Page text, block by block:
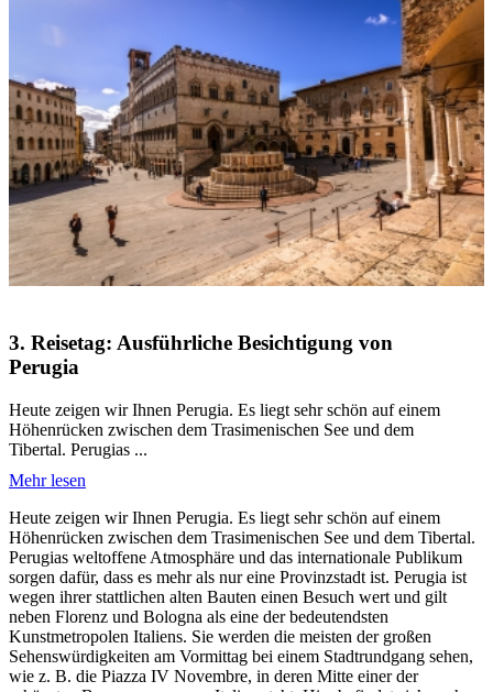
3. Reisetag: Ausführliche Besichtigung von
Perugia
Heute zeigen wir Ihnen Perugia. Es liegt sehr schön auf einem
Höhenrücken zwischen dem Trasimenischen See und dem
Tibertal. Perugias ...
Mehr lesen
Heute zeigen wir Ihnen Perugia. Es liegt sehr schön auf einem
Höhenrücken zwischen dem Trasimenischen See und dem Tibertal.
Perugias weltoffene Atmosphäre und das internationale Publikum
sorgen dafür, dass es mehr als nur eine Provinzstadt ist. Perugia ist
wegen ihrer stattlichen alten Bauten einen Besuch wert und gilt
neben Florenz und Bologna als eine der bedeutendsten
Kunstmetropolen Italiens. Sie werden die meisten der großen
Sehenswürdigkeiten am Vormittag bei einem Stadtrundgang sehen,
wie z. B. die Piazza IV Novembre, in deren Mitte einer der